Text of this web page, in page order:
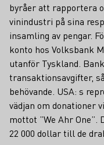
byråer att rapportera
vinindustri på sina
insamling av pengar.
konto hos Volksbank
utanför Tyskland.
transaktionsavgifter,
behövande. USA: s
vädjan om donationer
mottot ”We Ahr One”.
22 000 dollar till de